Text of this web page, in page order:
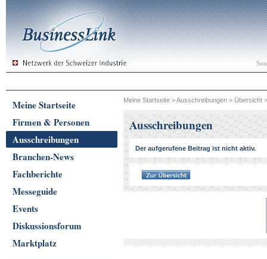
Meine Startseite
Firmen & Personen
Ausschreibungen
Branchen-News
Fachberichte
Messeguide
Events
Diskussionsforum
Marktplatz
Meine Startseite >Ausschreibungen > Übersicht
Ausschreibungen
Der aufgerufene Beitrag ist nicht aktiv.